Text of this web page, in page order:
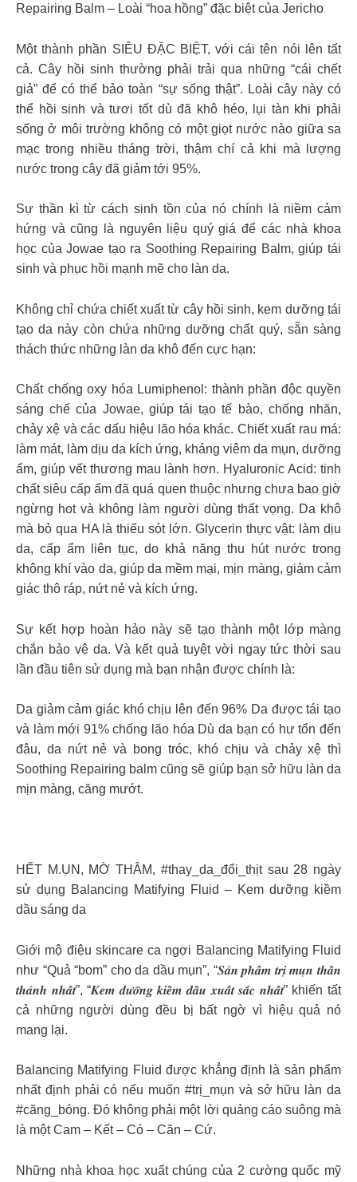
Repairing Balm – Loài “hoa hồng” đặc biệt của Jericho
Một thành phần SIÊU ĐẶC BIỆT, với cái tên nói lên tất
cả. Cây hồi sinh thường phải trải qua những “cái chết
giả” để có thể bảo toàn “sự sống thật”. Loài cây này có
thể hồi sinh và tươi tốt dù đã khô héo, lụi tàn khi phải
sống ở môi trường không có một giọt nước nào giữa sa
mạc trong nhiều tháng trời, thậm chí cả khi mà lượng
nước trong cây đã giảm tới 95%.
Sự thần kì từ cách sinh tồn của nó chính là niềm cảm
hứng và cũng là nguyên liệu quý giá để các nhà khoa
học của Jowae tạo ra Soothing Repairing Balm, giúp tái
sinh và phục hồi mạnh mẽ cho làn da.
Không chỉ chứa chiết xuất từ cây hồi sinh, kem dưỡng tái
tạo da này còn chứa những dưỡng chất quý, sẵn sàng
thách thức những làn da khô đến cực hạn:
Chất chống oxy hóa Lumiphenol: thành phần độc quyền
sáng chế của Jowae, giúp tái tạo tế bào, chống nhăn,
chảy xệ và các dấu hiệu lão hóa khác. Chiết xuất rau má:
làm mát, làm dịu da kích ứng, kháng viêm da mụn, dưỡng
ẩm, giúp vết thương mau lành hơn. Hyaluronic Acid: tinh
chất siêu cấp ẩm đã quá quen thuộc nhưng chưa bao giờ
ngừng hot và không làm người dùng thất vọng. Da khô
mà bỏ qua HA là thiếu sót lớn. Glycerin thực vật: làm dịu
da, cấp ẩm liên tục, do khả năng thu hút nước trong
không khí vào da, giúp da mềm mại, mịn màng, giảm cảm
giác thô ráp, nứt nẻ và kích ứng.
Sự kết hợp hoàn hảo này sẽ tạo thành một lớp màng
chắn bảo vệ da. Và kết quả tuyệt vời ngay tức thời sau
lần đầu tiên sử dụng mà bạn nhận được chính là:
Da giảm cảm giác khó chịu lên đến 96% Da được tái tạo
và làm mới 91% chống lão hóa Dù da bạn có hư tổn đến
đâu, da nứt nẻ và bong tróc, khó chịu và chảy xệ thì
Soothing Repairing balm cũng sẽ giúp bạn sở hữu làn da
mịn màng, căng mướt.
HẾT M.ỤN, MỜ THÂM, #thay_da_đổi_thịt sau 28 ngày
sử dụng Balancing Matifying Fluid – Kem dưỡng kiềm
dầu sáng da
Giới mộ điệu skincare ca ngợi Balancing Matifying Fluid
như “Quả “bom” cho da dầu mụn”, “𝑺𝒂̉𝒏 𝒑𝒉𝒂̂̉𝒎 𝒕𝒓𝒊̣ 𝒎𝒖̣𝒏 𝒕𝒉𝒂̂̀𝒏
𝒕𝒉𝒂́𝒏𝒉 𝒏𝒉𝒂̂́𝒕”, “𝑲𝒆𝒎 𝒅𝒖̛𝒐̛̃𝒏𝒈 𝒌𝒊𝒆̂̀𝒎 𝒅𝒂̂̀𝒖 𝒙𝒖𝒂̂́𝒕 𝒔𝒂̆́𝒄 𝒏𝒉𝒂̂́𝒕” khiến tất
cả những người dùng đều bị bất ngờ vì hiệu quả nó
mang lại.
Balancing Matifying Fluid được khẳng định là sản phẩm
nhất định phải có nếu muốn #trị_mụn và sở hữu làn da
#căng_bóng. Đó không phải một lời quảng cáo suông mà
là một Cam – Kết – Có – Căn – Cứ.
Những nhà khoa học xuất chúng của 2 cường quốc mỹ